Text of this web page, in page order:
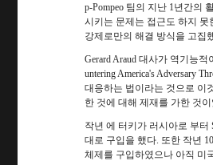
p-Pompeo 팀의 지난1년간의
시키는 문제는 접근도 하지 못
강제로만의 해결 방식을 고집
Gerard Araud 대사가 역기능적
untering America's Adversary
대응하는 법이라는 것으로 이
한 것에 대해 제재를 가한 것
작년 에 터키가 러시아로 부터
대로 구입을 했다. 또한 작년 10
체제를 구입하였으나 아직 미